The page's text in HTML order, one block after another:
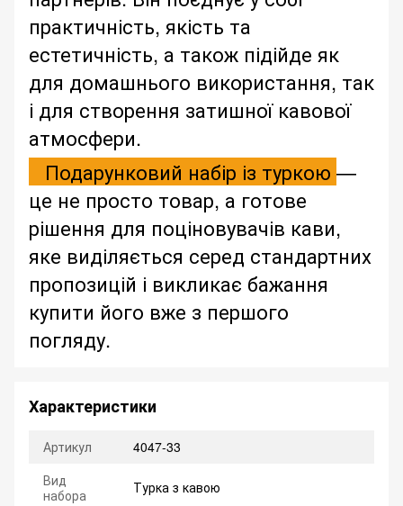
практичність, якість та
естетичність, а також підійде як
для домашнього використання, так
і для створення затишної кавової
атмосфери.
Подарунковий набір із туркою —
це не просто товар, а готове
рішення для поціновувачів кави,
яке виділяється серед стандартних
пропозицій і викликає бажання
купити його вже з першого
погляду.
Характеристики
Артикул
4047-33
Вид
набора
Турка з кавою